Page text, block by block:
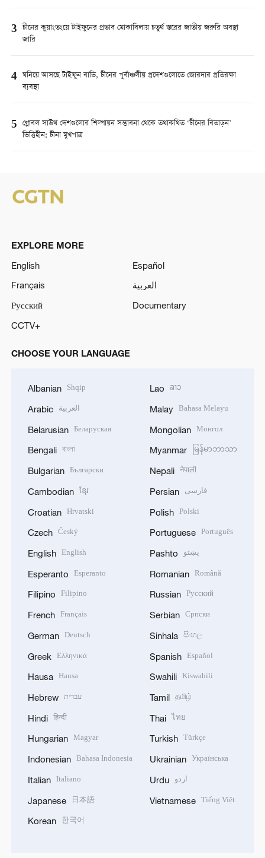
3 চীনের কুয়াংতংয়ে টাইফুনের প্রভাব মোকাবিলায় চতুর্থ স্তরের জাতীয় জরুরি অবস্থা
জারি
4 ঘনিয়ে আসছে টাইফুন বাভি, চীনের পূর্বাঞ্চলীয় প্রদেশগুলোতে জোরদার প্রতিরক্ষা
ব্যবস্থা
5 গ্লোবল সাউথ দেশগুলোর শিল্পায়ন সম্ভাবনা থেকে তথাকথিত ‘চীনের বিতাড়ন’
ভিত্তিহীন: চীনা মুখপাত্র
EXPLORE MORE
English
Español
Français
العربية
Русский
Documentary
CCTV+
CHOOSE YOUR LANGUAGE
Albanian Shqip
Arabic العربية
Belarusian Беларуская
Bengali বাংলা
Bulgarian Български
Cambodian ខ្មែរ
Croatian Hrvatski
Czech Český
English English
Esperanto Esperanto
Filipino Filipino
French Français
German Deutsch
Greek Ελληνικά
Hausa Hausa
Hebrew עברית
Hindi हिन्दी
Hungarian Magyar
Indonesian Bahasa Indonesia
Italian Italiano
Japanese 日本語
Korean 한국어
Lao ລາວ
Malay Bahasa Melayu
Mongolian Монгол
Myanmar မြန်မာဘာသာ
Nepali नेपाली
Persian فارسی
Polish Polski
Portuguese Português
Pashto پښتو
Romanian Română
Russian Русский
Serbian Српски
Sinhala සිංහල
Spanish Español
Swahili Kiswahili
Tamil தமிழ்
Thai ไทย
Turkish Türkçe
Ukrainian Українська
Urdu اردو
Vietnamese Tiếng Việt